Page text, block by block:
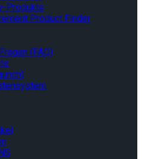
Produkte
Product Finder
(FAQ)